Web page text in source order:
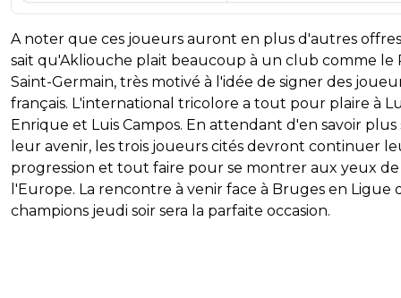
A noter que ces joueurs auront en plus d'autres
sait qu'Akliouche plait beaucoup à un club comme le
Saint-Germain, très motivé à l'idée de signer des
français. L'international tricolore a tout pour plaire à
Enrique et Luis Campos. En attendant d'en savoir plus
leur avenir, les trois joueurs cités devront continuer
progression et tout faire pour se montrer aux yeux de
l'Europe. La rencontre à venir face à Bruges en Ligue
champions jeudi soir sera la parfaite occasion.